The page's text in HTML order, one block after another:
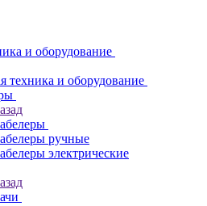
и оборудование
техника и оборудование
ручные
электрические